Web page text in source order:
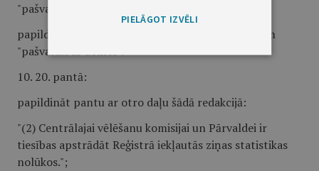
"pašvaldības domes";
papildināt trešo daļu pēc vārda "pirms" ar vārdiem
"pašvaldības domes".
10. 20. pantā:
papildināt pantu ar otro daļu šādā redakcijā:
"(2) Centrālajai vēlēšanu komisijai un Pārvaldei ir
tiesības apstrādāt Reģistrā iekļautās ziņas statistikas
nolūkos.";
PIELĀGOT IZVĒLI